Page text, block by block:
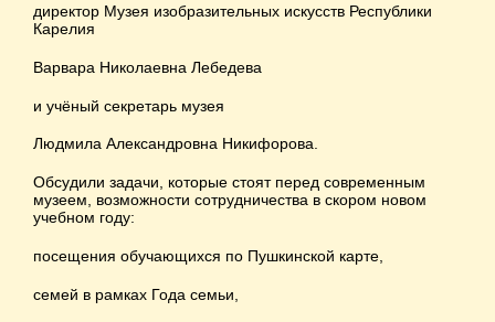
директор Музея изобразительных искусств Республики
Карелия
Варвара Николаевна Лебедева
и учёный секретарь музея
Людмила Александровна Никифорова.
Обсудили задачи, которые стоят перед современным
музеем, возможности сотрудничества в скором новом
учебном году:
посещения обучающихся по Пушкинской карте,
семей в рамках Года семьи,